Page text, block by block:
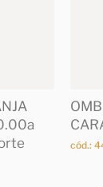
cód.: